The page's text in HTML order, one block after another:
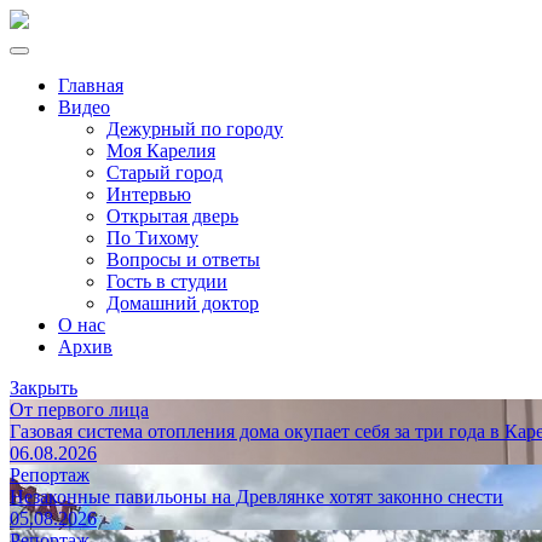
Главная
Видео
Дежурный по городу
Моя Карелия
Старый город
Интервью
Открытая дверь
По Тихому
Вопросы и ответы
Гость в студии
Домашний доктор
О нас
Архив
Закрыть
От первого лица
Газовая система отопления дома окупает себя за три года в
06.08.2026
Репортаж
Незаконные павильоны на Древлянке хотят законно снести
05.08.2026